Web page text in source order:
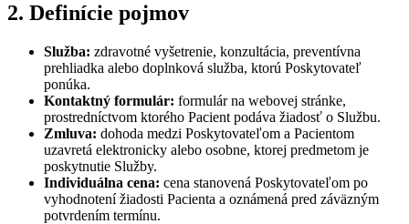
2. Definície pojmov
Služba: zdravotné vyšetrenie, konzultácia, preventívna
prehliadka alebo doplnková služba, ktorú Poskytovateľ
ponúka.
Kontaktný formulár: formulár na webovej stránke,
prostredníctvom ktorého Pacient podáva žiadosť o Službu.
Zmluva: dohoda medzi Poskytovateľom a Pacientom
uzavretá elektronicky alebo osobne, ktorej predmetom je
poskytnutie Služby.
Individuálna cena: cena stanovená Poskytovateľom po
vyhodnotení žiadosti Pacienta a oznámená pred záväzným
potvrdením termínu.